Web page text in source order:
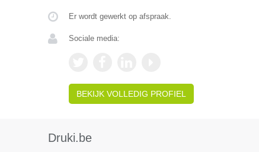
Er wordt gewerkt op afspraak.
Sociale media:
BEKIJK VOLLEDIG PROFIEL
Druki.be